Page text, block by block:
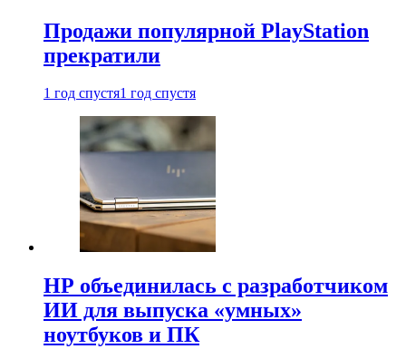
Продажи популярной PlayStation
прекратили
1 год спустя1 год спустя
HP объединилась с разработчиком
ИИ для выпуска «умных»
ноутбуков и ПК